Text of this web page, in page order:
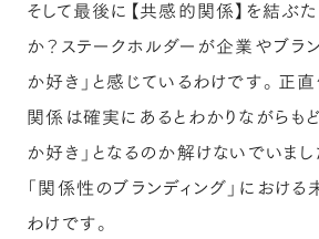
そして最後に【共感的関係】を結ぶ
か？ステークホルダーが企業やブラ
か好き」と感じているわけです。正
関係は確実にあるとわかりながらも
か好き」となるのか解けないでいまし
「関係性のブランディング」におけ
わけです。